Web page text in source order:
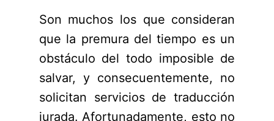
Son muchos los que consideran
que la premura del tiempo es un
obstáculo del todo imposible de
salvar, y consecuentemente, no
solicitan servicios de traducción
jurada. Afortunadamente, esto no